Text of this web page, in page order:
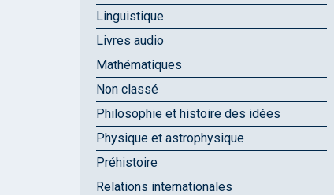
Linguistique
Livres audio
Mathématiques
Non classé
Philosophie et histoire des idées
Physique et astrophysique
Préhistoire
Relations internationales